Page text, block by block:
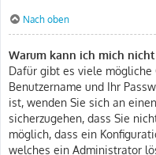
Nach oben
Warum kann ich mich
Dafür gibt es viele mögliche
Benutzername und Ihr
ist, wenden Sie sich an
sicherzugehen, dass Sie
möglich, dass ein
welches ein Administrator